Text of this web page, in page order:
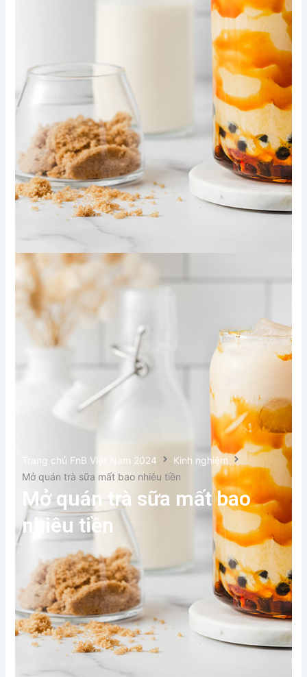
Trang chủ FnB Việt Nam 2024
Kinh nghiệm
Mở quán trà sữa mất bao nhiêu tiền
Mở quán trà sữa mất bao
nhiêu tiền